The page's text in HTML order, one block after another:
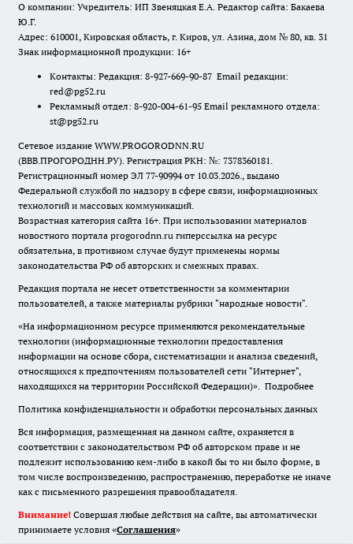
О компании: Учредитель: ИП Звеняцкая Е.А. Редактор сайта: Бакаева
Ю.Г.
Адрес: 610001, Кировская область, г. Киров, ул. Азина, дом № 80, кв. 31
Знак информационной продукции: 16+
Контакты: Редакция: 8-927-669-90-87 Email редакции:
red@pg52.ru
Рекламный отдел: 8-920-004-61-95 Email рекламного отдела:
st@pg52.ru
Сетевое издание WWW.PROGORODNN.RU
(ВВВ.ПРОГОРОДНН.РУ). Регистрация РКН: №: 7378360181.
Регистрационный номер ЭЛ 77-90994 от 10.03.2026., выдано
Федеральной службой по надзору в сфере связи, информационных
технологий и массовых коммуникаций.
Возрастная категория сайта 16+. При использовании материалов
новостного портала progorodnn.ru гиперссылка на ресурс
обязательна, в противном случае будут применены нормы
законодательства РФ об авторских и смежных правах.
Редакция портала не несет ответственности за комментарии
пользователей, а также материалы рубрики "народные новости".
«На информационном ресурсе применяются рекомендательные
технологии (информационные технологии предоставления
информации на основе сбора, систематизации и анализа сведений,
относящихся к предпочтениям пользователей сети "Интернет",
находящихся на территории Российской Федерации)». Подробнее
Политика конфиденциальности и обработки персональных данных
Вся информация, размещенная на данном сайте, охраняется в
соответствии с законодательством РФ об авторском праве и не
подлежит использованию кем-либо в какой бы то ни было форме, в
том числе воспроизведению, распространению, переработке не иначе
как с письменного разрешения правообладателя.
Внимание! Совершая любые действия на сайте, вы автоматически
принимаете условия «Cоглашения»